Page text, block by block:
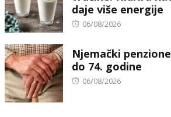
daje više energije
Posted
06/08/2026
Njemački
do 74. godine
Posted
06/08/2026